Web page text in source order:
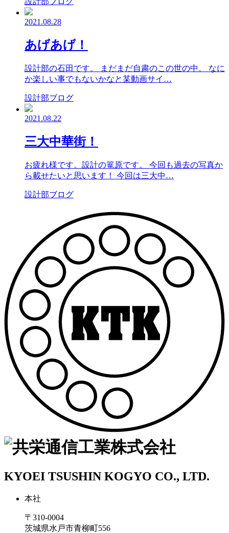
2021.08.28
あげあげ！
設計部の石田です。 まだまだ自粛のこの世の中。 なに
か楽しい事でもないかなと某動画サイ…
設計部ブログ
2021.08.22
三大中華街！
お疲れ様です。設計の篭原です。 今回も過去の写真か
ら載せたいと思います！ 今回は三大中…
設計部ブログ
KYOEI TSUSHIN KOGYO CO., LTD.
本社
〒310-0004
茨城県水戸市青柳町556